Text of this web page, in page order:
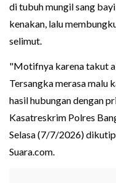
di tubuh mungil sang
kenakan, lalu
selimut.
"Motifnya karena takut
Tersangka merasa malu
hasil hubungan dengan
Kasatreskrim Polres
Selasa (7/7/2026)
Suara.com.